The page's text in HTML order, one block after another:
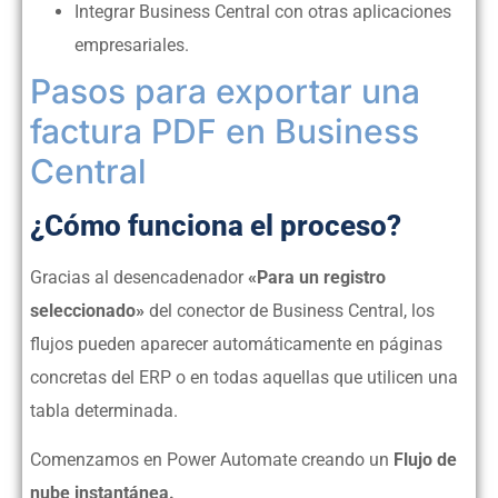
Integrar Business Central con otras aplicaciones
empresariales.
Pasos para exportar una
factura PDF en Business
Central
¿Cómo funciona el proceso?
Gracias al desencadenador«Para un registro
seleccionado» del conector de Business Central, los
flujos pueden aparecer automáticamente en páginas
concretas del ERP o en todas aquellas que utilicen una
tabla determinada.
Comenzamos en Power Automate creando un Flujo de
nube instantánea.